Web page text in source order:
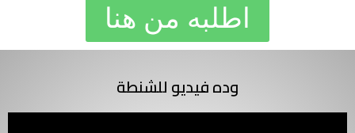
اطلبه من هنا
وده فيديو للشنطة